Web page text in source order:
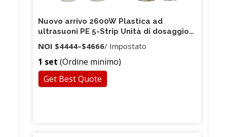
Nuovo arrivo 2600W Plastica ad
ultrasuoni PE 5-Strip Unità di dosaggio
Fiale Tubea Sigillatrice con codifica e
taglio della data
NOI $4444–$4666/ Impostato
1 set (Ordine minimo)
Get Best Quote